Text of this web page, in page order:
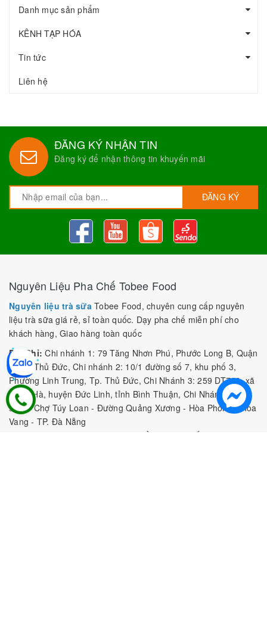
Danh mục sản phẩm
KÊNH TẠP HÓA
Tin tức
Liên hệ
ĐĂNG KÝ NHẬN TIN
Đăng ký để nhận thông tin khuyến mãi
ĐĂNG KÝ
Nguyên Liệu Pha Chế Tobee Food
Nguyên liệu trà sữa Tobee Food, chuyên cung cấp nguyên
liệu trà sữa giá rẻ, sỉ toàn quốc. Dạy pha chế miễn phí cho
khách hàng, Giao hàng toàn quốc
Địa Chỉ: Chi nhánh 1: 79 Tăng Nhơn Phú, Phước Long B, Quận
9, TP. Thủ Đức, Chi nhánh 2: 10/1 đường số 7, khu phố 3,
Phường Linh Trung, Tp. Thủ Đức, Chi Nhánh 3: 259 DT766, xã
Đông Hà, huyện Đức Linh, tỉnh Bình Thuận, Chi Nhánh 4: Kiot
số 1 - Chợ Túy Loan - Đường Quảng Xương - Hòa Phong - Hòa
Vang - TP. Đà Nẵng
0316297519 do SKHDT Tp Hồ Chí Minh cấp ngày